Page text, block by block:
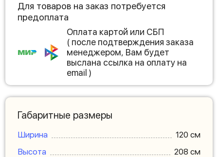
Для товаров на заказ потребуется
предоплата
Оплата картой или СБП
( после подтверждения заказа
менеджером, Вам будет
выслана ссылка на оплату на
email )
Габаритные размеры
Ширина
120 см
Высота
208 см